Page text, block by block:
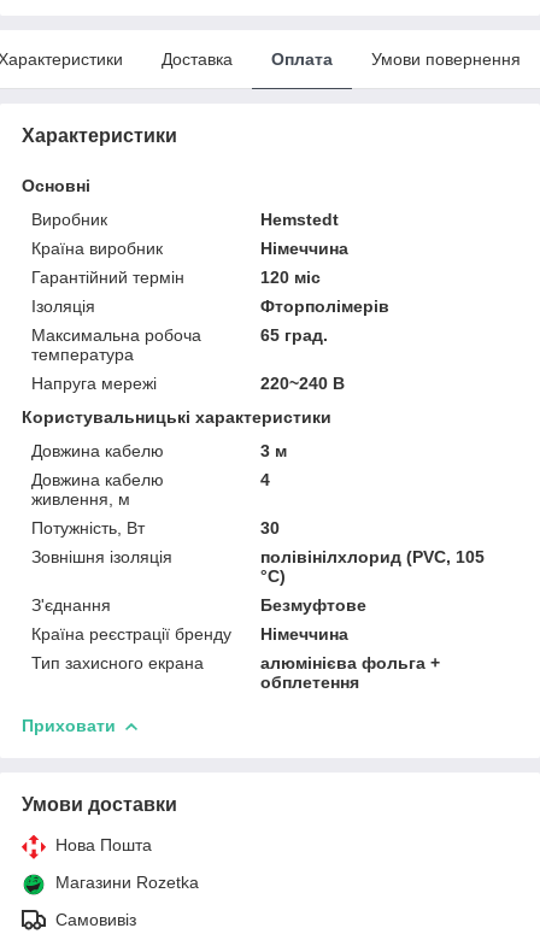
Доставка Оплата Умови повернення
Характеристики
Основні
Виробник
Hemstedt
Країна виробник
Німеччина
Гарантійний термін
120 міс
Ізоляція
Фторполімерів
Максимальна робоча
температура
65 град.
Напруга мережі
220~240 В
Користувальницькі характеристики
Довжина кабелю
3 м
Довжина кабелю
живлення, м
4
Потужність, Вт
30
Зовнішня ізоляція
полівінілхлорид (PVC, 105
°C)
З'єднання
Безмуфтове
Країна реєстрації бренду
Німеччина
Тип захисного екрана
алюмінієва фольга +
обплетення
Приховати
Умови доставки
Нова Пошта
Магазини Rozetka
Самовивіз